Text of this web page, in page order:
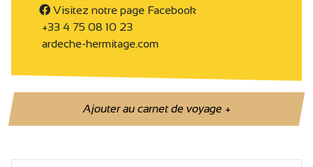
Visitez notre page Facebook
+33 4 75 08 10 23
ardeche-hermitage.com
Ajouter au carnet de voyage+